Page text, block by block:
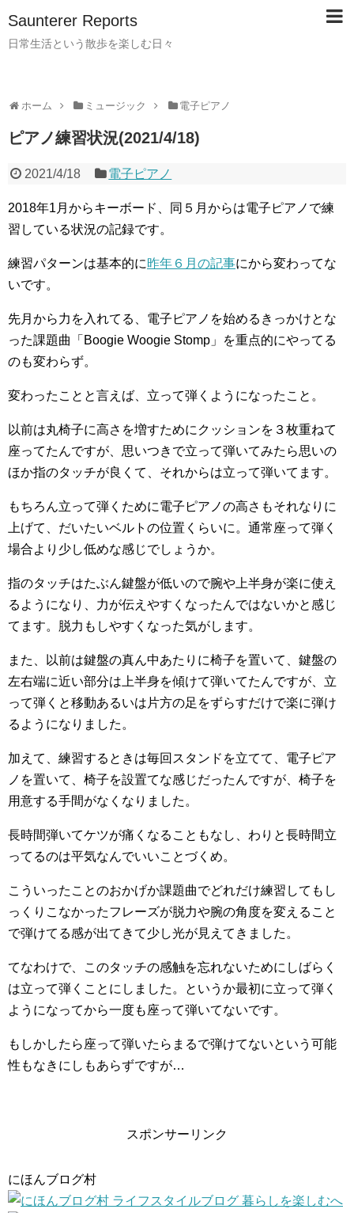
Saunterer Reports
日常生活という散歩を楽しむ日々
ホーム ミュージック 電子ピアノ
ピアノ練習状況(2021/4/18)
2021/4/18 電子ピアノ
2018年1月からキーボード、同５月からは電子ピアノで練
習している状況の記録です。
練習パターンは基本的に昨年６月の記事にから変わってな
いです。
先月から力を入れてる、電子ピアノを始めるきっかけとな
った課題曲「Boogie Woogie Stomp」を重点的にやってる
のも変わらず。
変わったことと言えば、立って弾くようになったこと。
以前は丸椅子に高さを増すためにクッションを３枚重ねて
座ってたんですが、思いつきで立って弾いてみたら思いの
ほか指のタッチが良くて、それからは立って弾いてます。
もちろん立って弾くために電子ピアノの高さもそれなりに
上げて、だいたいベルトの位置くらいに。通常座って弾く
場合より少し低めな感じでしょうか。
指のタッチはたぶん鍵盤が低いので腕や上半身が楽に使え
るようになり、力が伝えやすくなったんではないかと感じ
てます。脱力もしやすくなった気がします。
また、以前は鍵盤の真ん中あたりに椅子を置いて、鍵盤の
左右端に近い部分は上半身を傾けて弾いてたんですが、立
って弾くと移動あるいは片方の足をずらすだけで楽に弾け
るようになりました。
加えて、練習するときは毎回スタンドを立てて、電子ピア
ノを置いて、椅子を設置てな感じだったんですが、椅子を
用意する手間がなくなりました。
長時間弾いてケツが痛くなることもなし、わりと長時間立
ってるのは平気なんでいいことづくめ。
こういったことのおかげか課題曲でどれだけ練習してもし
っくりこなかったフレーズが脱力や腕の角度を変えること
で弾けてる感が出てきて少し光が見えてきました。
てなわけで、このタッチの感触を忘れないためにしばらく
は立って弾くことにしました。というか最初に立って弾く
ようになってから一度も座って弾いてないです。
もしかしたら座って弾いたらまるで弾けてないという可能
性もなきにしもあらずですが…
スポンサーリンク
にほんブログ村